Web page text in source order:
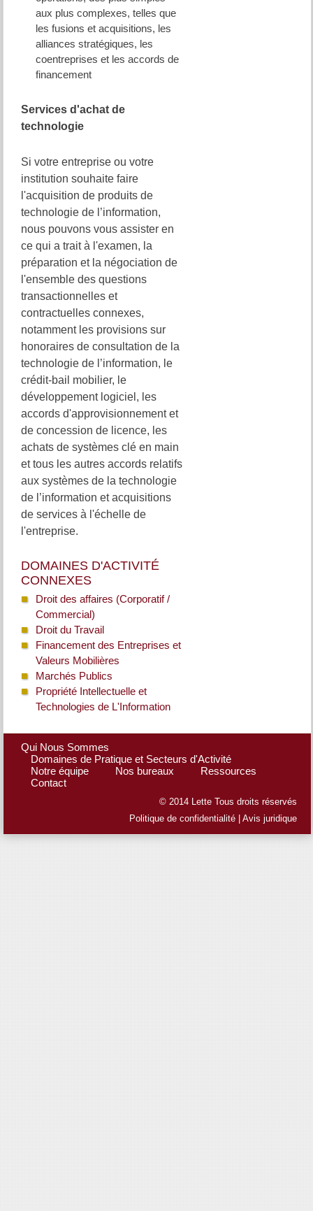
aux plus complexes, telles que
les fusions et acquisitions, les
alliances stratégiques, les
coentreprises et les accords de
financement
Services d'achat de
technologie
Si votre entreprise ou votre
institution souhaite faire
l'acquisition de produits de
technologie de l’information,
nous pouvons vous assister en
ce qui a trait à l'examen, la
préparation et la négociation de
l'ensemble des questions
transactionnelles et
contractuelles connexes,
notamment les provisions sur
honoraires de consultation de la
technologie de l’information, le
crédit-bail mobilier, le
développement logiciel, les
accords d'approvisionnement et
de concession de licence, les
achats de systèmes clé en main
et tous les autres accords relatifs
aux systèmes de la technologie
de l’information et acquisitions
de services à l'échelle de
l'entreprise.
DOMAINES D'ACTIVITÉ
CONNEXES
Droit des affaires (Corporatif /
Commercial)
Droit du Travail
Financement des Entreprises et
Valeurs Mobilières
Marchés Publics
Propriété Intellectuelle et
Technologies de L'Information
Qui Nous Sommes
Domaines de Pratique et Secteurs d'Activité
Notre équipe
Nos bureaux
Ressources
Contact
© 2014 Lette Tous droits réservés
Politique de confidentialité| Avis juridique